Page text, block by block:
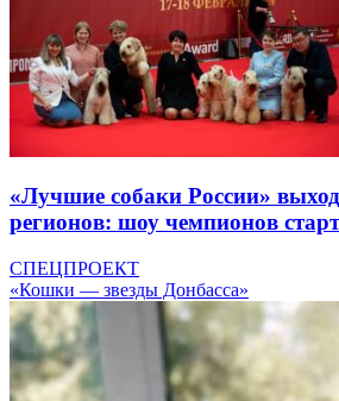
«Лучшие собаки России»
регионов: шоу чемпионов
СПЕЦПРОЕКТ
«Кошки — звезды Донбасса»